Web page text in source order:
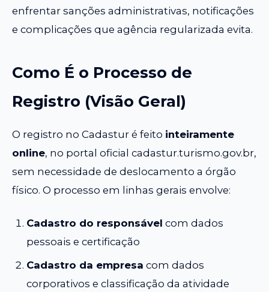
enfrentar sanções administrativas, notificações
e complicações que agência regularizada evita.
Como É o Processo de
Registro (Visão Geral)
O registro no Cadastur é feito inteiramente
online, no portal oficial cadastur.turismo.gov.br,
sem necessidade de deslocamento a órgão
físico. O processo em linhas gerais envolve:
Cadastro do responsável com dados
pessoais e certificação
Cadastro da empresa com dados
corporativos e classificação da atividade